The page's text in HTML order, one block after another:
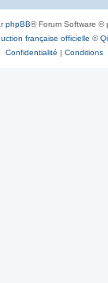
phpBB® Forum Software ©
française officielle ©
Confidentialité | Conditions